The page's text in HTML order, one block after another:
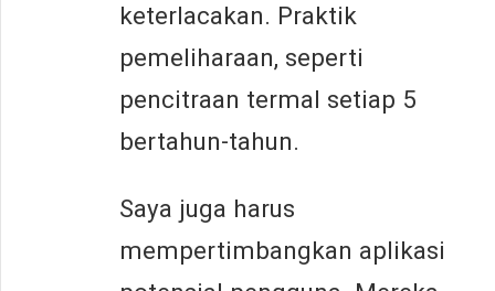
keterlacakan. Praktik
pemeliharaan, seperti
pencitraan termal setiap 5
bertahun-tahun.
Saya juga harus
mempertimbangkan aplikasi